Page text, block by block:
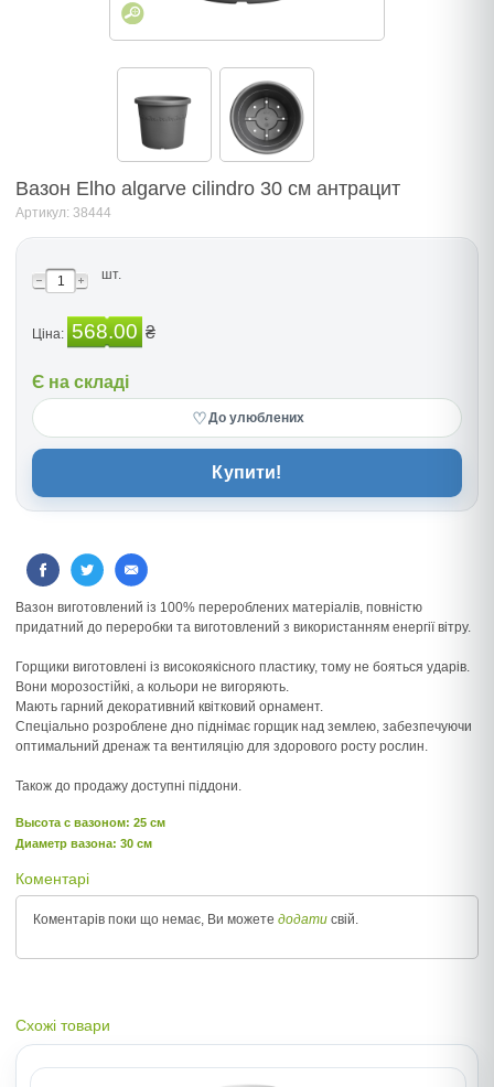
Вазон Elho algarve cilindro 30 см антрацит
Артикул: 38444
шт.
Ціна: 568.00 ₴
Є на складі
♡До улюблених
Купити!
Вазон виготовлений із 100% перероблених матеріалів, повністю
придатний до переробки та виготовлений з використанням енергії вітру.
Горщики виготовлені із високоякісного пластику, тому не бояться ударів.
Вони морозостійкі, а кольори не вигоряють.
Мають гарний декоративний квітковий орнамент.
Спеціально розроблене дно піднімає горщик над землею, забезпечуючи
оптимальний дренаж та вентиляцію для здорового росту рослин.
Також до продажу доступні піддони.
Высота c вазоном: 25 см
Диаметр вазона: 30 см
Коментарі
Коментарів поки що немає, Ви можете додати свій.
Схожі товари